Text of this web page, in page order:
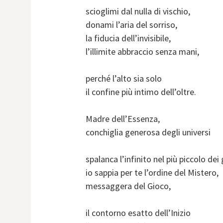
scioglimi dal nulla di vischio,
donami l’aria del sorriso,
la fiducia dell’invisibile,
l’illimite abbraccio senza mani,
perché l’alto sia solo
il confine più intimo dell’oltre.
Madre dell’Essenza,
conchiglia generosa degli universi
spalanca l’infinito nel più piccolo dei
io sappia per te l’ordine del Mistero,
messaggera del Gioco,
il contorno esatto dell’Inizio